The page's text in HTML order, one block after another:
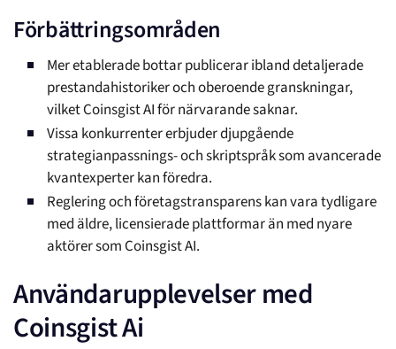
Förbättringsområden
Mer etablerade bottar publicerar ibland detaljerade
prestandahistoriker och oberoende granskningar,
vilket Coinsgist AI för närvarande saknar.
Vissa konkurrenter erbjuder djupgående
strategianpassnings- och skriptspråk som avancerade
kvantexperter kan föredra.
Reglering och företagstransparens kan vara tydligare
med äldre, licensierade plattformar än med nyare
aktörer som Coinsgist AI.
Användarupplevelser med
Coinsgist Ai